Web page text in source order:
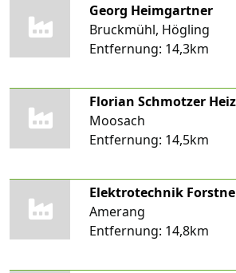
Georg Heimgartner
Bruckmühl, Högling
Entfernung: 14,3km
Moosach
Entfernung: 14,5km
Elektrotechnik
Amerang
Entfernung: 14,8km